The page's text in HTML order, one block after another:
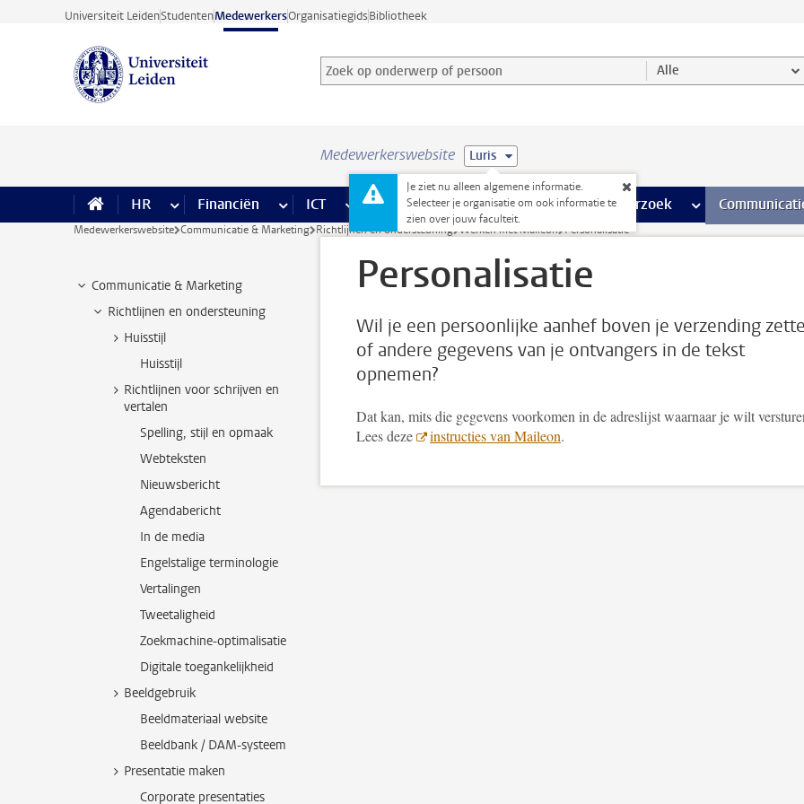
Ga direct naar de inhoud
Universiteit LeidenStudentenMedewerkersOrganisatiegidsBibliotheek
Zoek op onderwerp of persoon en selecteer categorie
Zoekterm Alle
Medewerkerswebsite Luris
Je ziet nu alleen algemene informatie.
Selecteer je organisatie om ook informatie te
zien over jouw faculteit.
HR meer HR pagina’s
Financiën meer Financiën pagina’s
ICT meer ICT pagina’s
Faciliteiten meer Faciliteiten pagina’s
Onderwijs meer Onderwijs pagina’s
Onderzoek meer Onderzoek
Medewerkerswebsite Communicatie & Marketing Richtlijnen en ondersteuning Werken met Maileon Personalisatie
Communicatie & Marketing
Richtlijnen en ondersteuning
Huisstijl
Huisstijl
Richtlijnen voor schrijven en
vertalen
Spelling, stijl en opmaak
Webteksten
Nieuwsbericht
Agendabericht
In de media
Engelstalige terminologie
Vertalingen
Tweetaligheid
Zoekmachine-optimalisatie
Digitale toegankelijkheid
Beeldgebruik
Beeldmateriaal website
Beeldbank / DAM-systeem
Presentatie maken
Corporate presentaties
Personalisatie
Wil je een persoonlijke aanhef boven je verzending
of andere gegevens van je ontvangers in de tekst
opnemen?
Dat kan, mits die gegevens voorkomen in de adreslijst waarnaar je wilt
Lees deze
instructies van Maileon.